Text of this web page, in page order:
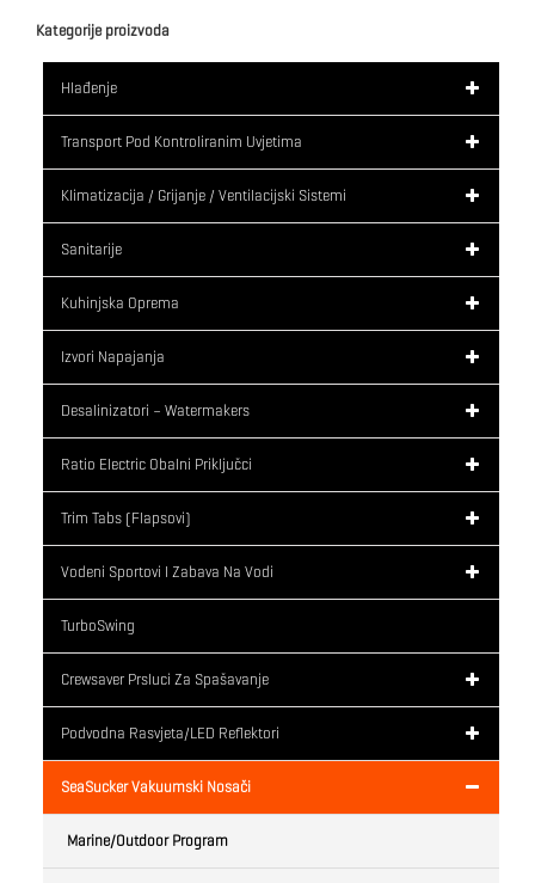
Kategorije proizvoda
Hlađenje
Transport Pod Kontroliranim Uvjetima
Klimatizacija / Grijanje / Ventilacijski Sistemi
Sanitarije
Kuhinjska Oprema
Izvori Napajanja
Desalinizatori – Watermakers
Ratio Electric Obalni Priključci
Trim Tabs (flapsovi)
Vodeni Sportovi I Zabava Na Vodi
TurboSwing
Crewsaver Prsluci Za Spašavanje
Podvodna Rasvjeta/LED Reflektori
SeaSucker Vakuumski Nosači
Marine/Outdoor Program